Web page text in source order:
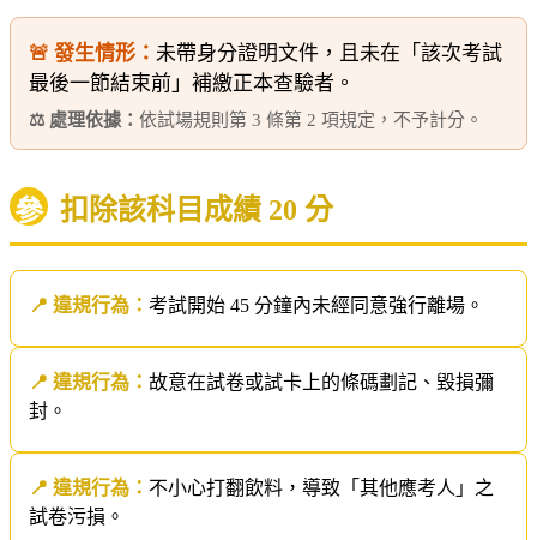
🚨 發生情形： 未帶身分證明文件，且未在「該次考試
最後一節結束前」補繳正本查驗者。
⚖️ 處理依據： 依試場規則第 3 條第 2 項規定，不予計分。
參 扣除該科目成績 20 分
📍 違規行為： 考試開始 45 分鐘內未經同意強行離場。
📍 違規行為： 故意在試卷或試卡上的條碼劃記、毀損彌
封。
📍 違規行為： 不小心打翻飲料，導致「其他應考人」之
試卷污損。